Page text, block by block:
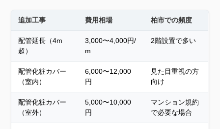
追加工事 費用相場 柏市での頻度
配管延長（4m
超）
3,000〜4,000円/
m
2階設置で多い
配管化粧カバー
（室内）
6,000〜12,000
円
見た目重視の方
向け
配管化粧カバー
（室外）
5,000〜10,000
円
マンション規約
で必要な場合